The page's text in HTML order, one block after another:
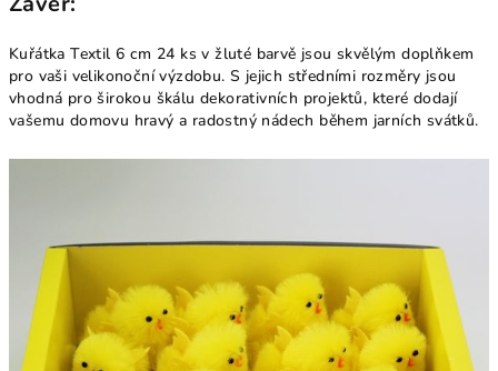
Kuřátka Textil 6 cm 24 ks v žluté barvě jsou skvělým doplňkem
pro vaši velikonoční výzdobu. S jejich středními rozměry jsou
vhodná pro širokou škálu dekorativních projektů, které dodají
vašemu domovu hravý a radostný nádech během jarních svátků.